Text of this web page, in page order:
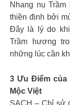
Nhang nụ
thiền định bởi
Đây là lý do
Trầm hương
những lúc cần
3 Ưu Điểm của
Mộc Việt
SẠCH – Chỉ sử